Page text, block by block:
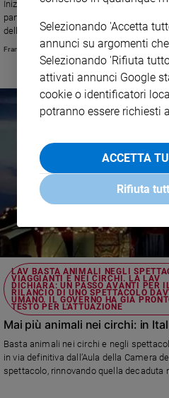
Iniziano le consultazioni tra i partiti per
pandemia, ripresa economica che
dell'Europa. Rischiamo anche di
Francesco Anfossi
LAV BASTA ANIMALI NEGLI
VIAGGIANTI E NEI CIRCHI. LA LAV
DICHIARA: UN PASSO AVANTI PER
RILANCIO DI UNO SPETTACOLO
UMANO. IL GOVERNO HA GIÀ
TESTO PER L'ATTUAZIONE
Mai più animali nei circhi: in
Basta animali nei circhi e negli
in via definitiva dall’Aula della Camera
spettacolo, rinnovando quella decaduta
Selezionando 'Accetta
annunci su argomenti
Selezionando 'Rifiuta
attivati annunci Google
cookie o identificatori
potranno essere richiesti
ACCETTA
Rifiuta